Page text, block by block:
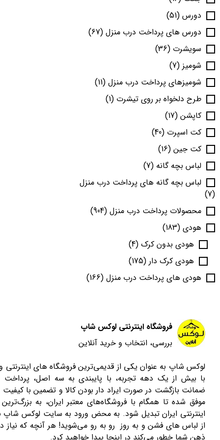
دورس (51)
دورس های پرداخت درب منزل (67)
سویشرت (36)
شومیز (7)
شومیزهای پرداخت درب منزل (11)
طرح دلخواه بر روی تیشرت (1)
کاپشن (17)
کت اسپرت (40)
کت جین (16)
لباس بچه گانه (7)
لباس بچه گانه های پرداخت درب منزل
(7)
محصولات پرداخت درب منزل (904)
هودی (183)
هودی بدون کرک (4)
هودی کرک دار (175)
هودی های پرداخت درب منزل (166)
فروشگاه اینترنتی لوکس شاپ
بررسی، انتخاب و خرید آنلاین
لوکس شاپ به عنوان یکی از قدیمی‌ترین فروشگاه های
با بیش از یک دهه تجربه، با پایبندی به سه اصل،
ضمانت بازگشت در صورت ایراد دار بودن کالا و تضمین با کیفیت
موفق شده تا همگام با فروشگاه‌های معتبر ایران، به
اینترنتی ایران تبدیل شود. به محض ورود به سایت لوکس شاپ
از لباس های فشن و به روز رو به رو می‌شوید! هر آنچه که نیاز
ذهن شما خطور می‌کند در اینجا پیدا خواهید کرد.